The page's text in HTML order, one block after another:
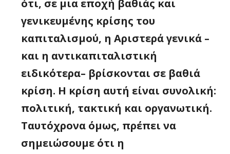
ότι, σε μια εποχή βαθιάς και
γενικευμένης κρίσης του
καπιταλισμού, η Αριστερά γενικά –
και η αντικαπιταλιστική
ειδικότερα– βρίσκονται σε βαθιά
κρίση. Η κρίση αυτή είναι συνολική:
πολιτική, τακτική και οργανωτική.
Ταυτόχρονα όμως, πρέπει να
σημειώσουμε ότι η